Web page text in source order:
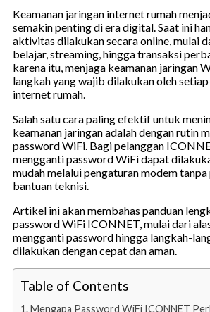
Keamanan jaringan internet rumah
semakin penting di era digital. Saat ini
aktivitas dilakukan secara online, mulai
belajar, streaming, hingga transaksi
karena itu, menjaga keamanan jaringan
langkah yang wajib dilakukan oleh
internet rumah.
Salah satu cara paling efektif untuk
keamanan jaringan adalah dengan rutin
password WiFi. Bagi pelanggan
mengganti password WiFi dapat
mudah melalui pengaturan modem
bantuan teknisi.
Artikel ini akan membahas panduan
password WiFi ICONNET, mulai dari
mengganti password hingga langkah-
dilakukan dengan cepat dan aman.
Table of Contents
Mengapa Password WiFi ICONNET